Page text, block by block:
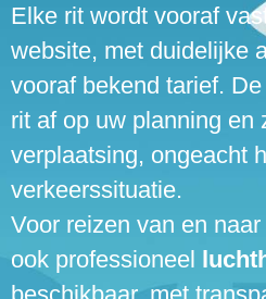
Elke rit wordt vooraf
website, met duidelijke
vooraf bekend tarief.
rit af op uw planning en
verplaatsing, ongeacht
verkeerssituatie.
Voor reizen van en
ook professioneel